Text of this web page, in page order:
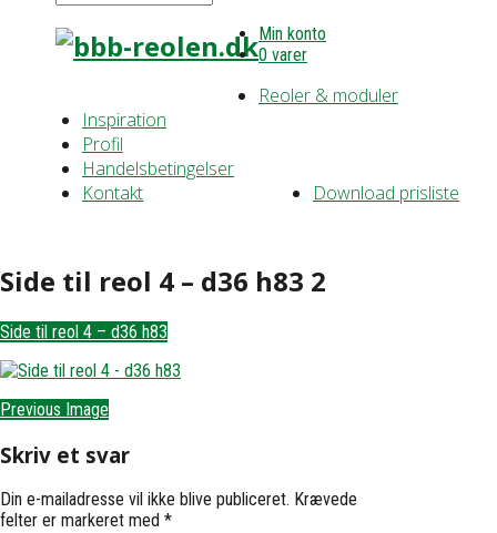
Min konto
0 varer
Reoler & moduler
Inspiration
Profil
Handelsbetingelser
Download prisliste
Kontakt
Side til reol 4 – d36 h83 2
Side til reol 4 – d36 h83
Previous Image
Skriv et svar
Din e-mailadresse vil ikke blive publiceret. Krævede
felter er markeret med *